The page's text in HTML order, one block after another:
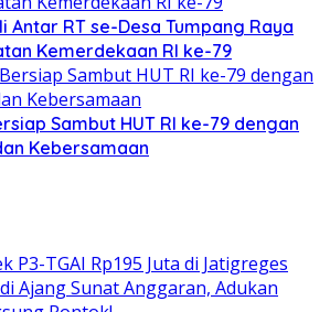
Antar RT se-Desa Tumpang Raya
Kemerdekaan RI ke-79
Sambut HUT RI ke-79 dengan
Kebersamaan